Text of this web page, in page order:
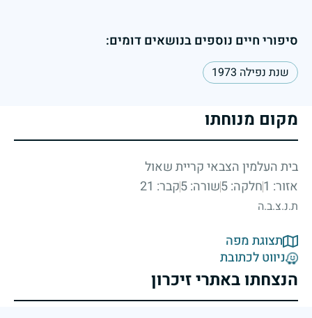
סיפורי חיים נוספים בנושאים דומים:
שנת נפילה 1973
מקום מנוחתו
בית העלמין הצבאי קריית שאול
אזור: 1
חלקה: 5 שורה: 5 קבר: 21
ת.נ.צ.ב.ה
תצוגת מפה
ניווט לכתובת
הנצחתו באתרי זיכרון